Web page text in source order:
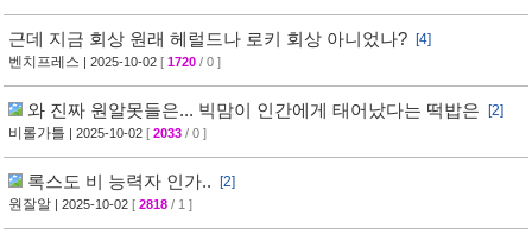
근데 지금 회상 원래 헤럴드나 로키 회상 아니었나?
[4]
벤치프레스 | 2025-10-02 [ 1720 / 0 ]
와 진짜 원알못들은... 빅맘이 인간에게 태어났다는 떡밥은
[2]
비롤가틀 | 2025-10-02 [ 2033 / 0 ]
록스도 비 능력자 인가..
[2]
원잘알 | 2025-10-02 [ 2818 / 1 ]